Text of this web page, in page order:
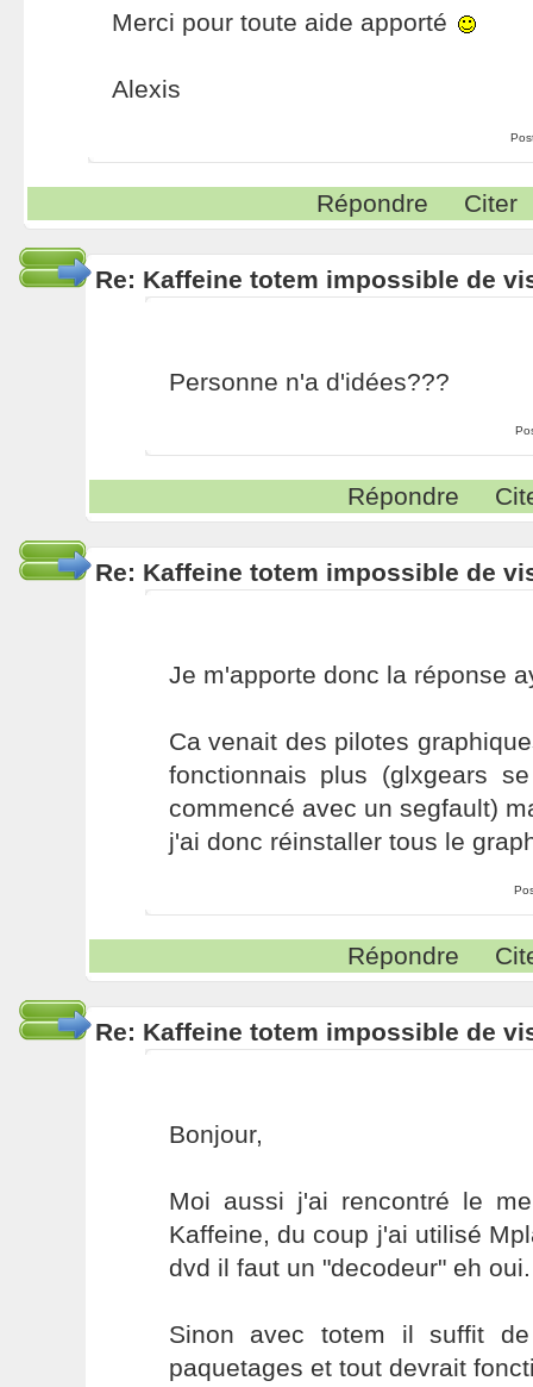
Merci pour toute aide apporté
Alexis
Répondre Citer
Re: Kaffeine totem impossible de
Personne n'a d'idées???
Répondre
Re: Kaffeine totem impossible de
Je m'apporte donc la réponse
Ca venait des pilotes
fonctionnais plus (glxgears
commencé avec un segfault)
j'ai donc réinstaller tous le
Répondre
Re: Kaffeine totem impossible de
Bonjour,
Moi aussi j'ai rencontré le
Kaffeine, du coup j'ai utilisé
dvd il faut un "decodeur" eh oui.
Sinon avec totem il suffit de
paquetages et tout devrait